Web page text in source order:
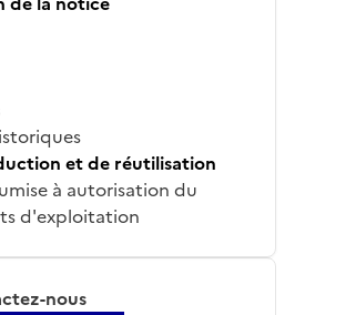
et de réutilisation
à autorisation du
d'exploitation
nous